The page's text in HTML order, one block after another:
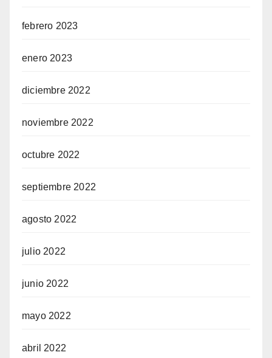
febrero 2023
enero 2023
diciembre 2022
noviembre 2022
octubre 2022
septiembre 2022
agosto 2022
julio 2022
junio 2022
mayo 2022
abril 2022